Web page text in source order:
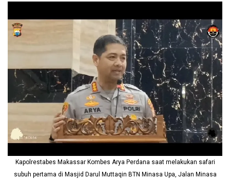
Kapolrestabes Makassar Kombes Arya Perdana saat melakukan safari
subuh pertama di Masjid Darul Muttaqin BTN Minasa Upa, Jalan Minasa